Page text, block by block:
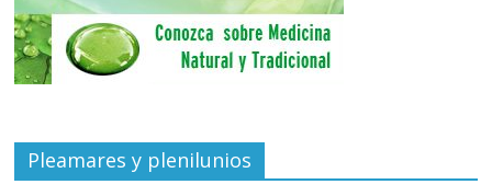
Pleamares y plenilunios